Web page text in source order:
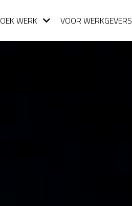
WERK VOOR WERKGEVERS